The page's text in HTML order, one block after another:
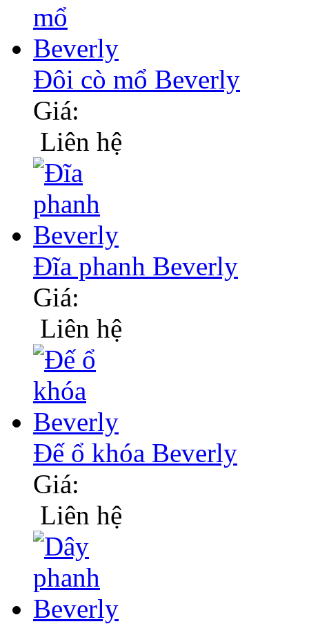
Đôi cò mổ Beverly
Giá:
Liên hệ
Đĩa phanh Beverly
Giá:
Liên hệ
Đế ổ khóa Beverly
Giá:
Liên hệ